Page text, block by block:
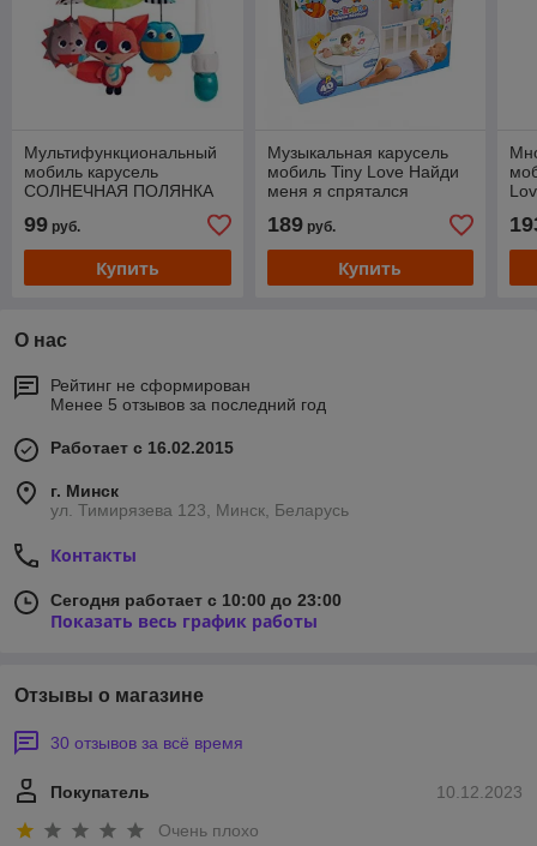
Мультифункциональный
мобиль карусель
СОЛНЕЧНАЯ ПОЛЯНКА
99 руб.
Купить
Музыкальная карусель
мобиль Tiny Love Найди
меня я спрятался
189руб.
Купить
О нас
Рейтинг не сформирован
Менее 5 отзывов за последний год
Работает с 16.02.2015
г. Минск
ул. Тимирязева 123, Минск, Беларусь
Контакты
Сегодня работает с 10:00 до 23:00
Показать весь график работы
Отзывы о магазине
30 отзывов за всё время
10.12.2023
Покупатель
Очень плохо